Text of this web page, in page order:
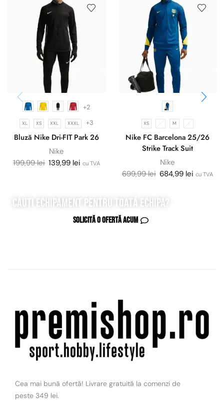
+2
XL XS XXL XXXL +3
Bluză Nike Dri-FIT Park 26
Nike
199,99lei 139,99 lei cu TVA
XS M
Nike FC Barcelona 25/26
Strike Track Suit
Nike
699,99lei 684,99 lei cu TVA
Cauți echipament pentru toată echipa?
Solicită o ofertă acum
Cea mai bună ofertă! Livrare gratuită la comenzi de
peste 349 lei.